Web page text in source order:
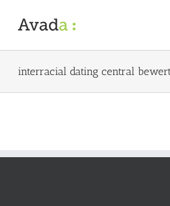
content
interracial dating central